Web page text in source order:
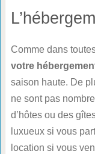
Comme dans
votre
saison haute. De
ne sont pas
d’hôtes ou des
luxueux si vous
location si vous